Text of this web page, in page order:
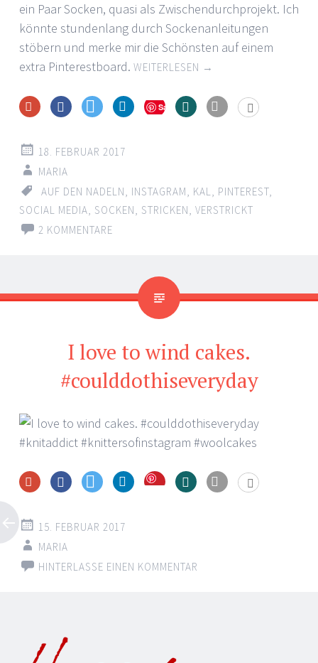
ein Paar Socken, quasi als Zwischendurchprojekt. Ich
könnte stundenlang durch Sockenanleitungen
stöbern und merke mir die Schönsten auf einem
extra Pinterestboard. WEITERLESEN →
Save
18. FEBRUAR 2017
MARIA
AUF DEN NADELN, INSTAGRAM, KAL, PINTEREST,
SOCIAL MEDIA, SOCKEN, STRICKEN, VERSTRICKT
2 KOMMENTARE
I love to wind cakes.
#coulddothiseveryday
Save
15. FEBRUAR 2017
MARIA
HINTERLASSE EINEN KOMMENTAR